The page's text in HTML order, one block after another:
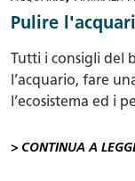
Pulire
Tutti i consigli del
l’acquario, fare
l’ecosistema ed i
> CONTINUA A